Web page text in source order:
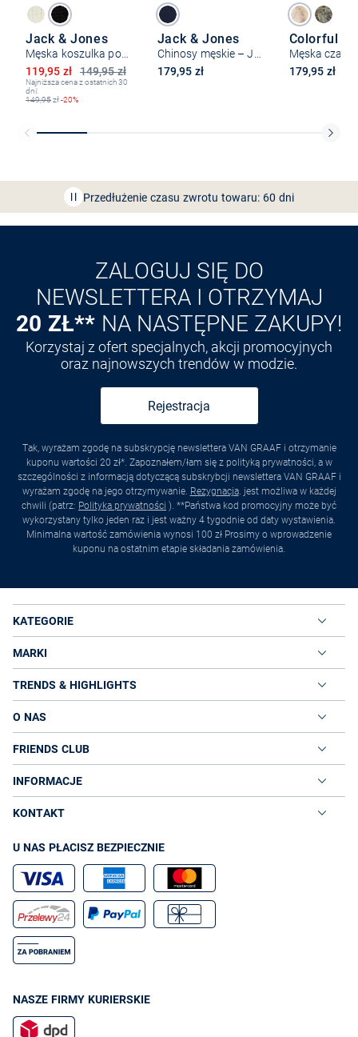
Jack & Jones
Męska koszulka polo - JORnantucket
149,95 zł
Obniżona cena
119,95 zł
Najniższa cena z ostatnich 30
dni:
149,95zł-20%
Jack & Jones
Chinosy męskie – JPSTMarco
179,95 zł
179,95 zł
Przedłużenie czasu zwrotu towaru: 60 dni
Odkryj aplikację VANGRAAF
ZALOGUJ SIĘ DO
NEWSLETTERA I OTRZYMAJ
20 ZŁ** NA NASTĘPNE ZAKUPY!
Korzystaj z ofert specjalnych, akcji promocyjnych
oraz najnowszych trendów w modzie.
Rejestracja
Tak, wyrażam zgodę na subskrypcję newslettera VAN GRAAF i otrzymanie
kuponu wartości 20 zł*. Zapoznałem/łam się z polityką prywatności, a w
szczególności z informacją dotyczącą subskrybcji newslettera VAN GRAAF i
wyrażam zgodę na jego otrzymywanie. Rezygnacja. jest możliwa w każdej
chwili (patrz: Polityka prywatności ). **Państwa kod promocyjny może być
wykorzystany tylko jeden raz i jest ważny 4 tygodnie od daty wystawienia.
Minimalna wartość zamówienia wynosi 100 zł Prosimy o wprowadzenie
kuponu na ostatnim etapie składania zamówienia.
KATEGORIE
MARKI
TRENDS & HIGHLIGHTS
O NAS
FRIENDS CLUB
INFORMACJE
KONTAKT
U NAS PŁACISZ BEZPIECZNIE
NASZE FIRMY KURIERSKIE